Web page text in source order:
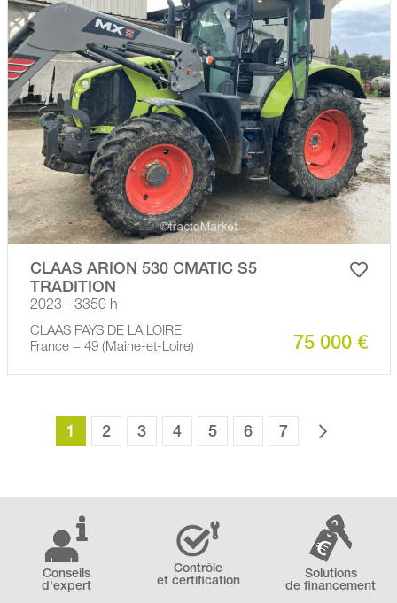
CLAAS ARION 530 CMATIC S5
TRADITION
2023 - 3350 h
CLAAS PAYS DE LA LOIRE
France − 49 (Maine-et-Loire)
75 000 €
1 2 3 4 5 6 7
Conseils
d'expert
Contrôle
et certification
Solutions
de financement